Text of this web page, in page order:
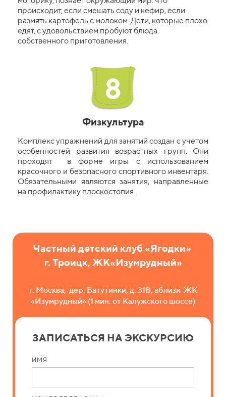
происходит, если смешать соду и кефир, если
размять картофель с молоком. Дети, которые плохо
едят, с удовольствием пробуют блюда
собственного приготовления.
8
Физкультура
Комплекс упражнений для занятий создан с учетом
особенностей развития возрастных групп. Они
проходят в форме игры с использованием
красочного и безопасного спортивного инвентаря.
Обязательными являются занятия, направленные
на профилактику плоскостопия.
Частный детский клуб «Ягодки»
г. Троицк, ЖК«Изумрудный»
г. Москва, дер. Ватутинки, д. 31В, вблизи ЖК
«Изумрудный» (1 мин. от Калужского шоссе)
ЗАПИСАТЬСЯ НА ЭКСКУРСИЮ
ИМЯ